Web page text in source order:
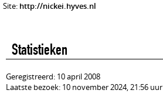
Site: http://nickei.hyves.nl
Statistieken
Geregistreerd: 10 april 2008
Laatste bezoek: 10 november 2024, 21:56 uur